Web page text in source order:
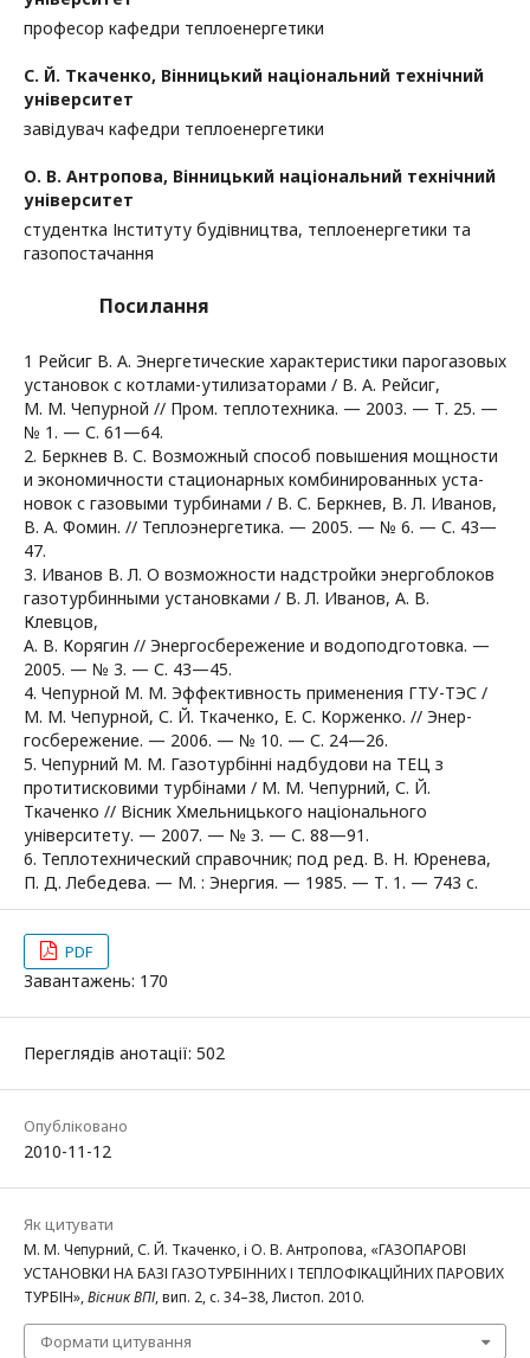
професор кафедри теплоенергетики
С. Й. Ткаченко, Вінницький національний технічний
університет
завідувач кафедри теплоенергетики
О. В. Антропова, Вінницький національний технічний
університет
студентка Інституту будівництва, теплоенергетики та
газопостачання
Посилання
1 Рейсиг В. А. Энергетические характеристики парогазовых
установок с котлами-утилизаторами / В. А. Рейсиг,
М. М. Чепурной // Пром. теплотехника. — 2003. — Т. 25. —
№ 1. — С. 61—64.
2. Беркнев В. С. Возможный способ повышения мощности
и экономичности стационарных комбинированных уста-
новок с газовыми турбинами / В. С. Беркнев, В. Л. Иванов,
В. А. Фомин. // Теплоэнергетика. — 2005. — № 6. — С. 43—
47.
3. Иванов В. Л. О возможности надстройки энергоблоков
газотурбинными установками / В. Л. Иванов, А. В.
Клевцов,
А. В. Корягин // Энергосбережение и водоподготовка. —
2005. — № 3. — С. 43—45.
4. Чепурной М. М. Эффективность применения ГТУ-ТЭС /
М. М. Чепурной, С. Й. Ткаченко, Е. С. Корженко. // Энер-
госбережение. — 2006. — № 10. — С. 24—26.
5. Чепурний М. М. Газотурбінні надбудови на ТЕЦ з
протитисковими турбінами / М. М. Чепурний, С. Й.
Ткаченко // Вісник Хмельницького національного
університету. — 2007. — № 3. — С. 88—91.
6. Теплотехнический справочник; под ред. В. Н. Юренева,
П. Д. Лебедева. — М. : Энергия. — 1985. — Т. 1. — 743 с.
PDF
Завантажень: 170
Переглядів анотації: 502
Опубліковано
2010-11-12
Як цитувати
М. М. Чепурний, С. Й. Ткаченко, і О. В. Антропова, «ГАЗОПАРОВІ
УСТАНОВКИ НА БАЗІ ГАЗОТУРБІННИХ І ТЕПЛОФІКАЦІЙНИХ ПАРОВИХ
ТУРБІН»,Вісник ВПІ, вип. 2, с. 34–38, Листоп. 2010.
Формати цитування